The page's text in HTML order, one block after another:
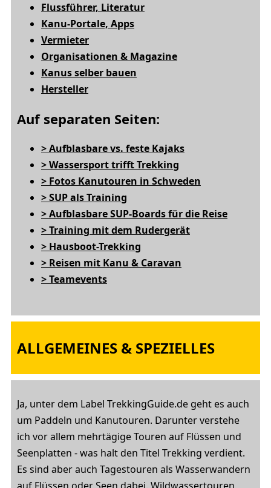
Flussführer, Literatur
Kanu-Portale, Apps
Vermieter
Organisationen & Magazine
Kanus selber bauen
Hersteller
Auf separaten Seiten:
> Aufblasbare vs. feste Kajaks
>Wassersport trifft Trekking
> Fotos Kanutouren in Schweden
> SUP als Training
> Aufblasbare SUP-Boards für die Reise
> Training mit dem Rudergerät
> Hausboot-Trekking
> Reisen mit Kanu & Caravan
> Teamevents
ALLGEMEINES & SPEZIELLES
Ja, unter dem Label TrekkingGuide.de geht es auch
um Paddeln und Kanutouren. Darunter verstehe
ich vor allem mehrtägige Touren auf Flüssen und
Seenplatten - was halt den Titel Trekking verdient.
Es sind aber auch Tagestouren als Wasserwandern